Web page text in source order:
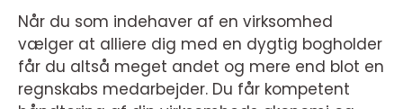
Når du som indehaver af en virksomhed
vælger at alliere dig med en dygtig bogholder
får du altså meget andet og mere end blot en
regnskabs medarbejder. Du får kompetent